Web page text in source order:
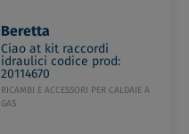
Beretta
Ciao at kit raccordi
idraulici codice prod:
20114670
RICAMBI E ACCESSORI PER CALDAIE A
GAS